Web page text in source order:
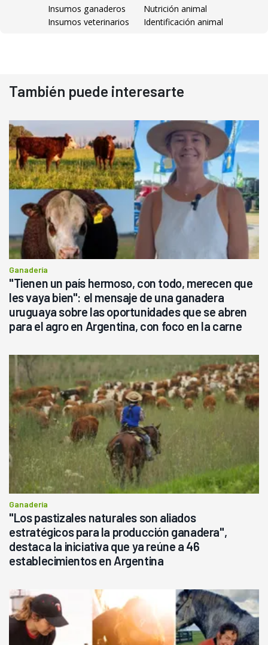
Insumos ganaderos
Nutrición animal
Insumos veterinarios
Identificación animal
También puede interesarte
Ganadería
"Tienen un país hermoso, con todo, merecen que
les vaya bien": el mensaje de una ganadera
uruguaya sobre las oportunidades que se abren
para el agro en Argentina, con foco en la carne
Ganadería
"Los pastizales naturales son aliados
estratégicos para la producción ganadera",
destaca la iniciativa que ya reúne a 46
establecimientos en Argentina